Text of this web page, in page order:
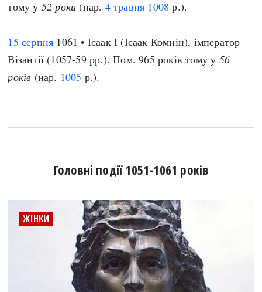
тому у 52 роки (нар. 4 травня 1008 р.).
15 серпня 1061 • Ісаак I (Ісаак Комнін), імператор
Візантії (1057-59 рр.). Пом. 965 років тому у 56
років (нар. 1005 р.).
Головні події 1051-1061 років
ЖІНКИ